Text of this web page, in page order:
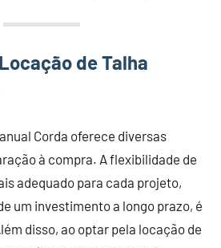
de Talha
Corda oferece diversas
à compra. A flexibilidade de
adequado para cada projeto,
um investimento a longo prazo, é
disso, ao optar pela locação de